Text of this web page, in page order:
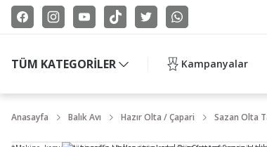
TÜM KATEGORİLER Kampanyalar
Anasayfa Balık Avı Hazır Olta / Çapari Sazan Olta